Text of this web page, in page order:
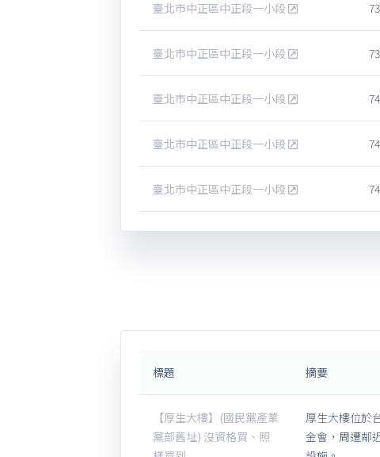
臺北市中正區中正段一小段
臺北市中正區中正段一小段
臺北市中正區中正段一小段
臺北市中正區中正段一小段
臺北市中正區中正段一小段
標題 摘要
【厚生大樓】(國民黨產業
黨部舊址) 沒資格買、照
厚生大樓位於
金會，周遭鄰